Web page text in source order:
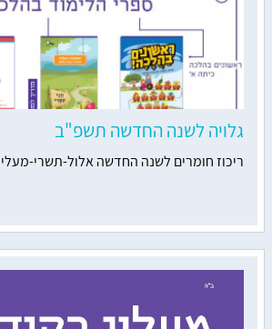
גלויה לשנה החדשה תשפ"ב
ריכוז חומרים לשנה החדשה אלול-תשרי-